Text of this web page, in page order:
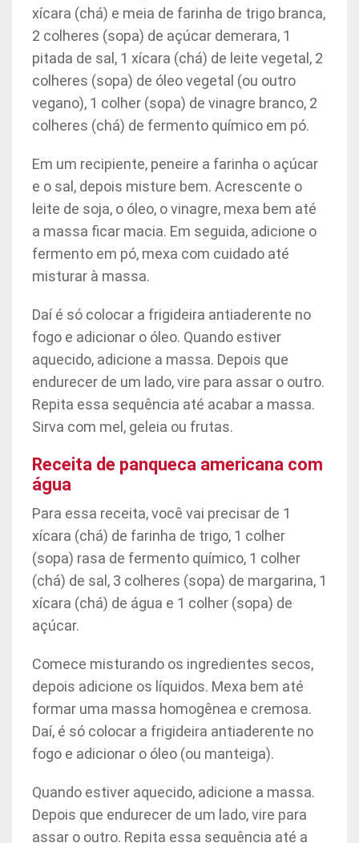
xícara (chá) e meia de farinha de trigo branca,
2 colheres (sopa) de açúcar demerara, 1
pitada de sal, 1 xícara (chá) de leite vegetal, 2
colheres (sopa) de óleo vegetal (ou outro
vegano), 1 colher (sopa) de vinagre branco, 2
colheres (chá) de fermento químico em pó.
Em um recipiente, peneire a farinha o açúcar
e o sal, depois misture bem. Acrescente o
leite de soja, o óleo, o vinagre, mexa bem até
a massa ficar macia. Em seguida, adicione o
fermento em pó, mexa com cuidado até
misturar à massa.
Daí é só colocar a frigideira antiaderente no
fogo e adicionar o óleo. Quando estiver
aquecido, adicione a massa. Depois que
endurecer de um lado, vire para assar o outro.
Repita essa sequência até acabar a massa.
Sirva com mel, geleia ou frutas.
Receita de panqueca americana com
água
Para essa receita, você vai precisar de 1
xícara (chá) de farinha de trigo, 1 colher
(sopa) rasa de fermento químico, 1 colher
(chá) de sal, 3 colheres (sopa) de margarina, 1
xícara (chá) de água e 1 colher (sopa) de
açúcar.
Comece misturando os ingredientes secos,
depois adicione os líquidos. Mexa bem até
formar uma massa homogênea e cremosa.
Daí, é só colocar a frigideira antiaderente no
fogo e adicionar o óleo (ou manteiga).
Quando estiver aquecido, adicione a massa.
Depois que endurecer de um lado, vire para
assar o outro. Repita essa sequência até a